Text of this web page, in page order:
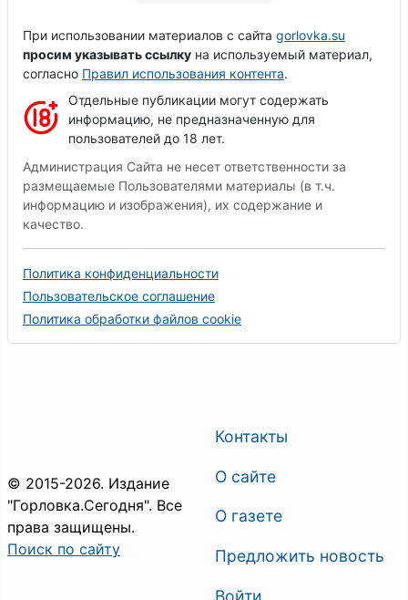
При использовании материалов с сайта gorlovka.su
просим указывать ссылку на используемый материал,
согласно Правил использования контента.
Отдельные публикации могут содержать
информацию, не предназначенную для
пользователей до 18 лет.
Администрация Сайта не несет ответственности за
размещаемые Пользователями материалы (в т.ч.
информацию и изображения), их содержание и
качество.
Политика конфиденциальности
Пользовательское соглашение
Политика обработки файлов cookie
© 2015-2026. Издание
"Горловка.Сегодня". Все
права защищены.
Поиск по сайту
Контакты
О сайте
О газете
Предложить новость
Войти